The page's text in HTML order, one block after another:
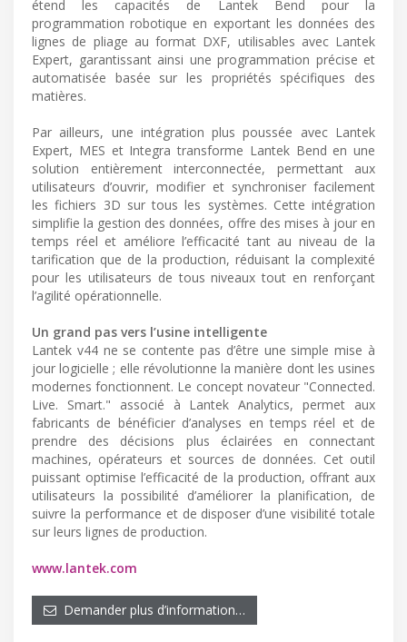
étend les capacités de Lantek Bend pour la
programmation robotique en exportant les données des
lignes de pliage au format DXF, utilisables avec Lantek
Expert, garantissant ainsi une programmation précise et
automatisée basée sur les propriétés spécifiques des
matières.
Par ailleurs, une intégration plus poussée avec Lantek
Expert, MES et Integra transforme Lantek Bend en une
solution entièrement interconnectée, permettant aux
utilisateurs d’ouvrir, modifier et synchroniser facilement
les fichiers 3D sur tous les systèmes. Cette intégration
simplifie la gestion des données, offre des mises à jour en
temps réel et améliore l’efficacité tant au niveau de la
tarification que de la production, réduisant la complexité
pour les utilisateurs de tous niveaux tout en renforçant
l’agilité opérationnelle.
Un grand pas vers l’usine intelligente
Lantek v44 ne se contente pas d’être une simple mise à
jour logicielle ; elle révolutionne la manière dont les usines
modernes fonctionnent. Le concept novateur "Connected.
Live. Smart." associé à Lantek Analytics, permet aux
fabricants de bénéficier d’analyses en temps réel et de
prendre des décisions plus éclairées en connectant
machines, opérateurs et sources de données. Cet outil
puissant optimise l’efficacité de la production, offrant aux
utilisateurs la possibilité d’améliorer la planification, de
suivre la performance et de disposer d’une visibilité totale
sur leurs lignes de production.
www.lantek.com
Demander plus d’information…